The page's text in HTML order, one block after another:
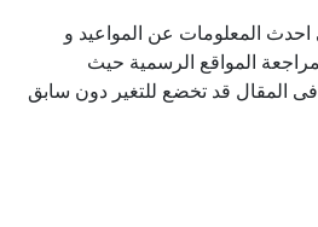
المعلومات عن المواعيد و
المواقع الرسمية حيث
فى المقال قد تخضع للتغير دون سابق